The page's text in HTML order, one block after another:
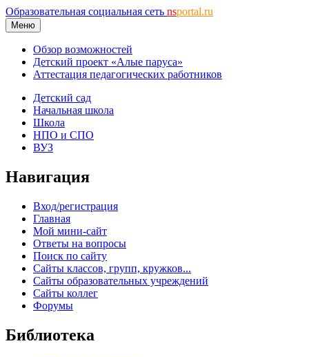
Образовательная социальная сеть nsportal.ru
Меню
Обзор возможностей
Детский проект «Алые паруса»
Аттестация педагогических работников
Детский сад
Начальная школа
Школа
НПО и СПО
ВУЗ
Навигация
Вход/регистрация
Главная
Мой мини-сайт
Ответы на вопросы
Поиск по сайту
Сайты классов, групп, кружков...
Сайты образовательных учреждений
Сайты коллег
Форумы
Библиотека